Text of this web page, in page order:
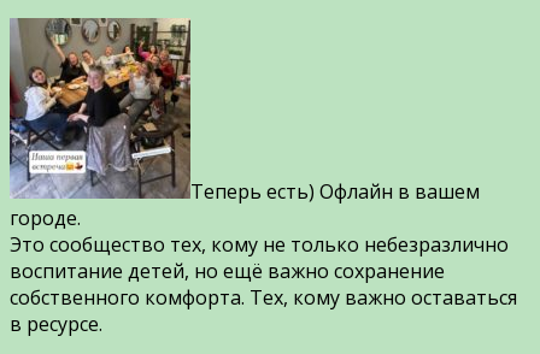
Теперь есть) Офлайн в вашем
городе.
Это сообщество тех, кому не только небезразлично
воспитание детей, но ещё важно сохранение
собственного комфорта. Тех, кому важно оставаться
в ресурсе.